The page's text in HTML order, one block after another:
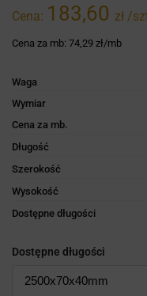
Cena: 183,60 zł /
Cena za mb: 74,29 zł/mb
Waga
Wymiar
Cena za mb.
Długość
Szerokość
Wysokość
Dostępne długości
Dostępne długości